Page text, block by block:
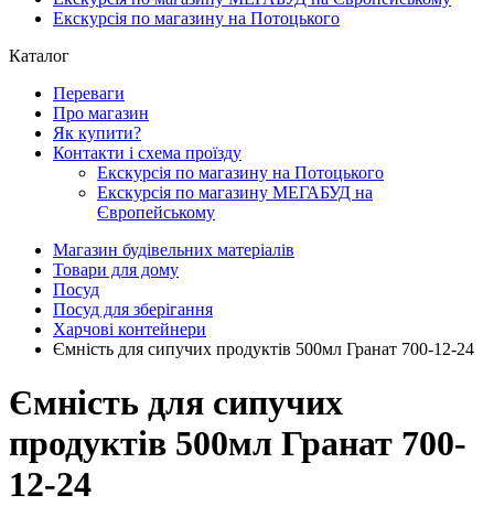
Екскурсія по магазину на Потоцького
Каталог
Переваги
Про магазин
Як купити?
Контакти і схема проїзду
Екскурсія по магазину на Потоцького
Екскурсія по магазину МЕГАБУД на
Європейському
Магазин будівельних матеріалів
Товари для дому
Посуд
Посуд для зберігання
Харчові контейнери
Ємність для сипучих продуктів 500мл Гранат 700-12-24
Ємність для сипучих
продуктів 500мл Гранат 700-
12-24